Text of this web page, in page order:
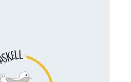
la maternelle au lycée
Dans le respect